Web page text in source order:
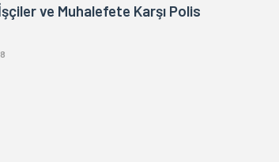
İşçiler ve Muhalefete Karşı Polis